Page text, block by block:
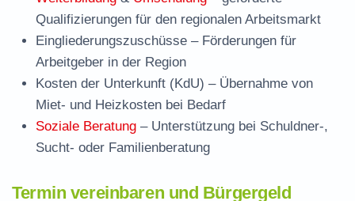
Qualifizierungen für den regionalen Arbeitsmarkt
Eingliederungszuschüsse – Förderungen für
Arbeitgeber in der Region
Kosten der Unterkunft (KdU) – Übernahme von
Miet- und Heizkosten bei Bedarf
Soziale Beratung – Unterstützung bei Schuldner-,
Sucht- oder Familienberatung
Termin vereinbaren und Bürgergeld